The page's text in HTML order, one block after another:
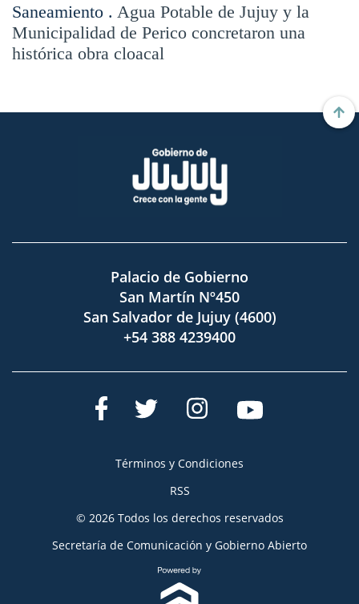
Saneamiento . Agua Potable de Jujuy y la
Municipalidad de Perico concretaron una
histórica obra cloacal
Palacio de Gobierno
San Martín Nº450
San Salvador de Jujuy (4600)
+54 388 4239400
Términos y Condiciones
RSS
© 2026 Todos los derechos reservados
Secretaría de Comunicación y Gobierno Abierto